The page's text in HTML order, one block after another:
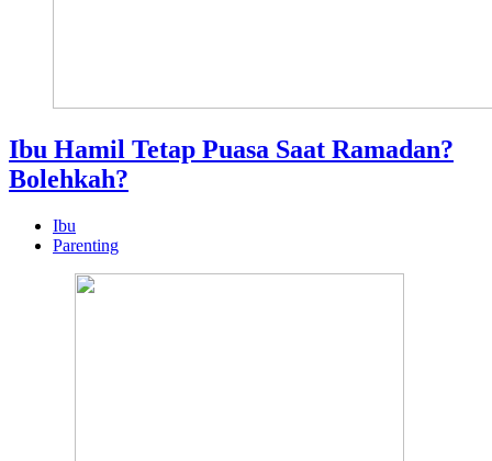
Ibu Hamil Tetap Puasa Saat Ramadan?
Bolehkah?
Ibu
Parenting